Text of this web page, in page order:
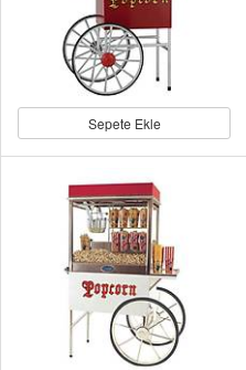
Sepete Ekle